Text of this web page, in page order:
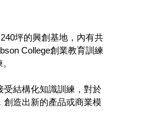
坪的興創基地，內有共
College創業教育訓練
受結構化知識訓練，對於
創造出新的產品或商業模